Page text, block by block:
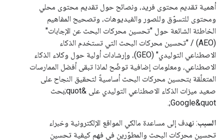
أهمية تقديم محتوى فريد، ونصائح حول تقديم محتوى محلي
ومحتوى للتسوّق وللصور والفيديوهات، وتصحيح المفاهيم
الخاطئة الشائعة حول "تحسين محركات البحث عن الإجابات"
(AEO) / "تحسين محركات البحث التي تستخدم الذكاء
الاصطناعي التوليدي" (GEO)، وإرشادات أولية حول وكلاء الذكاء
الاصطناعي، ومعلومات إضافية توضّح لماذا تبقى أفضل الممارسات
المتعلّقة بتحسين محركات البحث أساسيةً لتحقيق النجاح على
صعيد ميزات الذكاء الاصطناعي التوليدي على &quot;بحث
Google&quot;.
السبب: نهدف إلى مساعدة مالكي المواقع الإلكترونية وخبراء
تحسين محركات البحث والمطوّرين في فهم كيفية تحسين